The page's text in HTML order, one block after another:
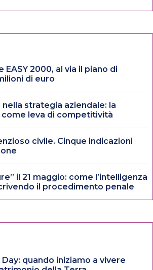
EASY 2000, al via il piano di
di euro
nella strategia aziendale: la
leva di competitività
civile. Cinque indicazioni
il 21 maggio: come l’intelligenza
il procedimento penale
quando iniziamo a vivere